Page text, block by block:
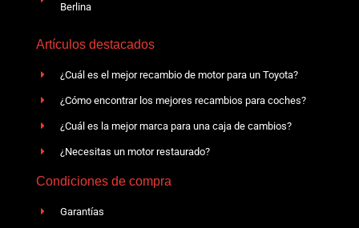
Berlina
Artículos destacados
¿Cuál es el mejor recambio de motor para un Toyota?
¿Cómo encontrar los mejores recambios para coches?
¿Cuál es la mejor marca para una caja de cambios?
¿Necesitas un motor restaurado?
Condiciones de compra
Garantías